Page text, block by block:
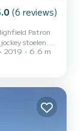
(6 reviews)
voor 12
te verken...
2019 6.6 m